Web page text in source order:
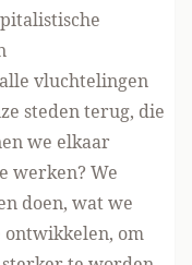
vluchtelingen
steden terug, die
we elkaar
werken? We
doen, wat we
om